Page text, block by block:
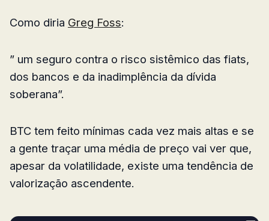
Como diria Greg Foss:
” um seguro contra o risco sistêmico das fiats,
dos bancos e da inadimplência da dívida
soberana”.
BTC tem feito mínimas cada vez mais altas e se
a gente traçar uma média de preço vai ver que,
apesar da volatilidade, existe uma tendência de
valorização ascendente.